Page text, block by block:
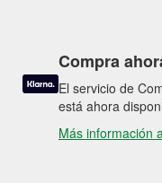
Compra
El servicio de
está ahora
Más información